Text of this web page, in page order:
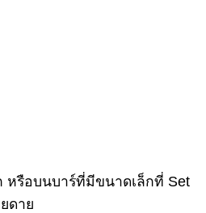
หรือบนบาร์ที่มีขนาดเล็กที่ Set
ดาย